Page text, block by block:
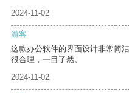
2024-11-02
游客
这款办公软件的界面设计非常简
很合理，一目了然。
2024-11-02